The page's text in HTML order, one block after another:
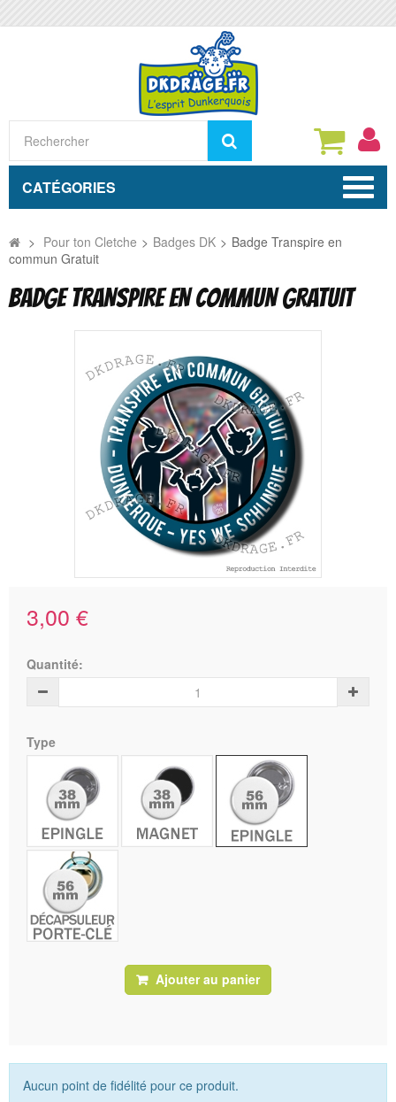
Rechercher
CATÉGORIES
> Pour ton Cletche > Badges DK > Badge Transpire en
commun Gratuit
BADGE TRANSPIRE EN COMMUN GRATUIT
3,00 €
Quantité:
Type
Ajouter au panier
Aucun point de fidélité pour ce produit.